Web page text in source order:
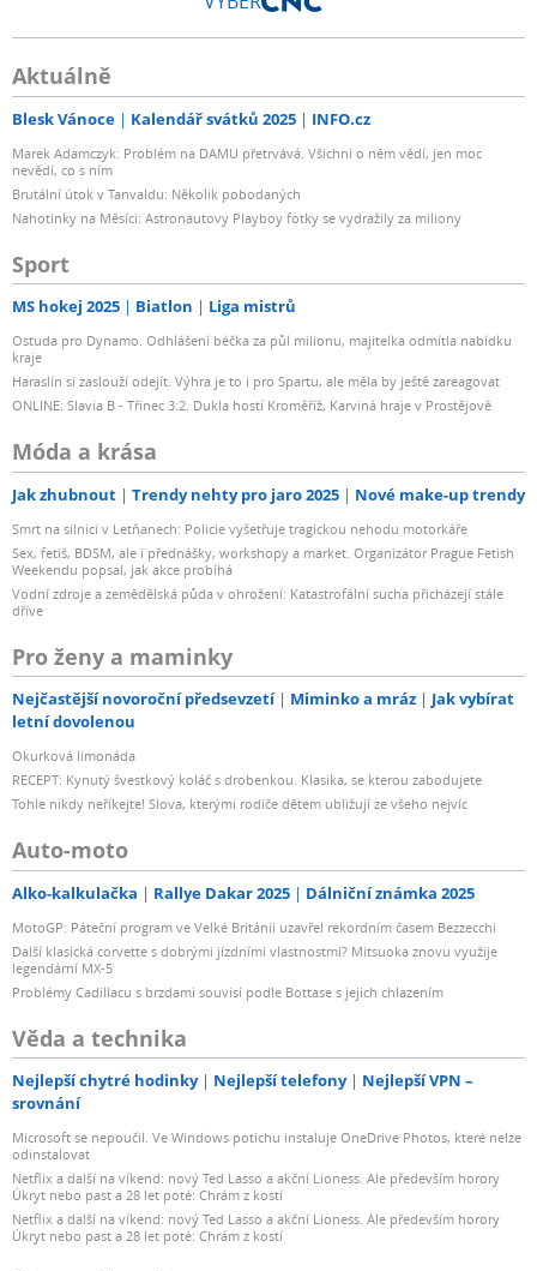
Aktuálně
Blesk Vánoce Kalendář svátků 2025 INFO.cz
Marek Adamczyk: Problém na DAMU přetrvává. Všichni o něm vědí, jen moc
nevědí, co s ním
Brutální útok v Tanvaldu: Několik pobodaných
Nahotinky na Měsíci: Astronautovy Playboy fotky se vydražily za miliony
Sport
MS hokej 2025 Biatlon Liga mistrů
Ostuda pro Dynamo. Odhlášení béčka za půl milionu, majitelka odmítla nabídku
kraje
Haraslín si zaslouží odejít. Výhra je to i pro Spartu, ale měla by ještě zareagovat
ONLINE: Slavia B - Třinec 3:2. Dukla hostí Kroměříž, Karviná hraje v Prostějově
Móda a krása
Jak zhubnout Trendy nehty pro jaro 2025 Nové make-up trendy
Smrt na silnici v Letňanech: Policie vyšetřuje tragickou nehodu motorkáře
Sex, fetiš, BDSM, ale i přednášky, workshopy a market. Organizátor Prague Fetish
Weekendu popsal, jak akce probíhá
Vodní zdroje a zemědělská půda v ohrožení: Katastrofální sucha přicházejí stále
dříve
Pro ženy a maminky
Nejčastější novoroční předsevzetí Miminko a mráz
Jak vybírat
letní dovolenou
Okurková limonáda
RECEPT: Kynutý švestkový koláč s drobenkou. Klasika, se kterou zabodujete
Tohle nikdy neříkejte! Slova, kterými rodiče dětem ubližují ze všeho nejvíc
Auto-moto
Alko-kalkulačka Rallye Dakar 2025 Dálniční známka 2025
MotoGP: Páteční program ve Velké Británii uzavřel rekordním časem Bezzecchi
Další klasická corvette s dobrými jízdními vlastnostmi? Mitsuoka znovu využije
legendární MX-5
Problémy Cadillacu s brzdami souvisí podle Bottase s jejich chlazením
Věda a technika
Nejlepší chytré hodinky Nejlepší telefony
Nejlepší VPN –
srovnání
Microsoft se nepoučil. Ve Windows potichu instaluje OneDrive Photos, které nelze
odinstalovat
Netflix a další na víkend: nový Ted Lasso a akční Lioness. Ale především horory
Úkryt nebo past a 28 let poté: Chrám z kostí
Netflix a další na víkend: nový Ted Lasso a akční Lioness. Ale především horory
Úkryt nebo past a 28 let poté: Chrám z kostí